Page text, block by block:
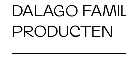
DALAGO
PRODUCTEN